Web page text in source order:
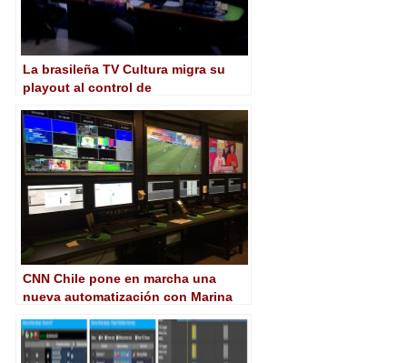
La brasileña TV Cultura migra su
playout al control de
Beach
CNN Chile pone en marcha una
nueva automatización con Marina